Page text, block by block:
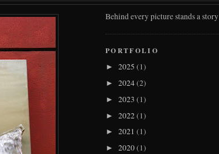
Behind every picture stands a story
PORTFOLIO
► 2025 (1)
► 2024(2)
► 2023 (1)
► 2022(1)
► 2021 (1)
► 2020(1)